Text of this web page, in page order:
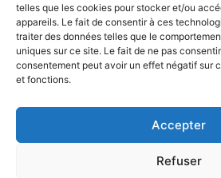
telles que les cookies pour stocker et/ou
appareils. Le fait de consentir à ces
traiter des données telles que le
uniques sur ce site. Le fait de ne pas
consentement peut avoir un effet négatif sur
et fonctions.
Accepter
Refuser
Page
CONTACT
MENTIONS LÉGALES